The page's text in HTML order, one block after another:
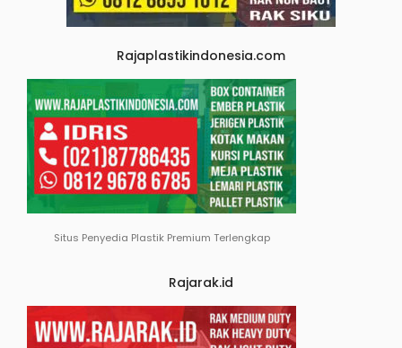
Rajaplastikindonesia.com
Situs Penyedia Plastik Premium Terlengkap
Rajarak.id